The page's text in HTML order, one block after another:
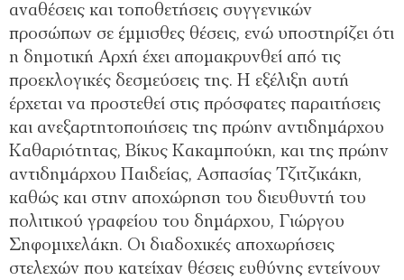
αναθέσεις και τοποθετήσεις συγγενικών
προσώπων σε έμμισθες θέσεις, ενώ υποστηρίζει ότι
η δημοτική Αρχή έχει απομακρυνθεί από τις
προεκλογικές δεσμεύσεις της. Η εξέλιξη αυτή
έρχεται να προστεθεί στις πρόσφατες παραιτήσεις
και ανεξαρτητοποιήσεις της πρώην αντιδημάρχου
Καθαριότητας, Βίκυς Κακαμπούκη, και της πρώην
αντιδημάρχου Παιδείας, Ασπασίας Τζιτζικάκη,
καθώς και στην αποχώρηση του διευθυντή του
πολιτικού γραφείου του δημάρχου, Γιώργου
Σηφομιχελάκη. Οι διαδοχικές αποχωρήσεις
στελεχών που κατείχαν θέσεις ευθύνης εντείνουν